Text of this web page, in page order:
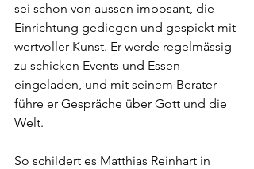
sei schon von aussen imposant, die
Einrichtung gediegen und gespickt mit
wertvoller Kunst. Er werde regelmässig
zu schicken Events und Essen
eingeladen, und mit seinem Berater
führe er Gespräche über Gott und die
Welt.
So schildert es Matthias Reinhart in